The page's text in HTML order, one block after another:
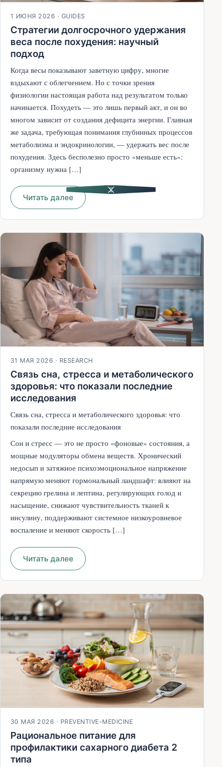
1 ИЮНЯ 2026 · GUIDES
Стратегии долгосрочного удержания
веса после похудения: научный
подход
Когда весы показывают заветную цифру, многие
вздыхают с облегчением. Но с точки зрения
физиологии настоящая работа над результатом только
начинается. Похудеть — это лишь первый акт, и он во
многом зависит от создания дефицита энергии. Главная
же задача, требующая понимания глубинных процессов
метаболизма и эндокринологии, — удержать вес после
похудения. Здесь бесполезно просто «меньше есть»:
организму нужна […]
Читать далее
31 МАЯ 2026 · RESEARCH
Связь сна, стресса и метаболического
здоровья: что показали последние
исследования
Связь сна, стресса и метаболического здоровья: что
показали последние исследования
Сон и стресс — это не просто «фоновые» состояния, а
мощные модуляторы обмена веществ. Хронический
недосып и затяжное психоэмоциональное напряжение
напрямую меняют гормональный ландшафт: влияют на
секрецию грелина и лептина, регулирующих голод и
насыщение, снижают чувствительность тканей к
инсулину, поддерживают системное низкоуровневое
воспаление и меняют скорость […]
Читать далее
30 МАЯ 2026 · PREVENTIVE-MEDICINE
Рациональное питание для
профилактики сахарного диабета 2
типа